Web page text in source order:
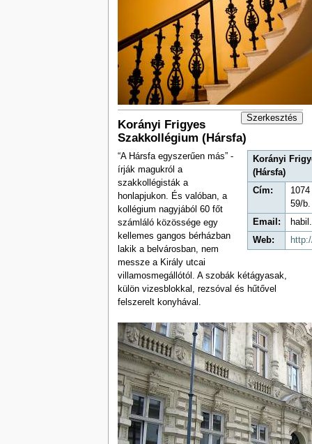
Szerkesztés
Korányi Frigyes
Szakkollégium (Hársfa)
Korányi
(Hársfa)
Cím:
59/b.
Email:
Web:
“A Hársfa egyszerűen más” -
írják magukról a
szakkollégisták a
honlapjukon. És valóban, a
kollégium nagyjából 60 főt
számláló közössége egy
kellemes gangos bérházban
lakik a belvárosban, nem
messze a Király utcai
villamosmegállótól. A szobák kétágyasak,
külön vizesblokkal, rezsóval és hűtővel
felszerelt konyhával.